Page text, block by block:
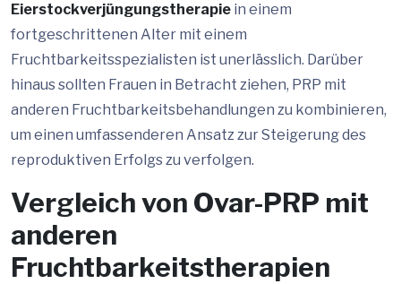
Eierstockverjüngungstherapie in einem
fortgeschrittenen Alter mit einem
Fruchtbarkeitsspezialisten ist unerlässlich. Darüber
hinaus sollten Frauen in Betracht ziehen, PRP mit
anderen Fruchtbarkeitsbehandlungen zu kombinieren,
um einen umfassenderen Ansatz zur Steigerung des
reproduktiven Erfolgs zu verfolgen.
Vergleich von Ovar-PRP mit
anderen
Fruchtbarkeitstherapien